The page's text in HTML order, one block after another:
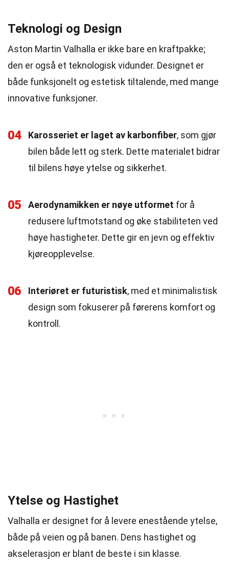
Teknologi og Design
Aston Martin Valhalla er ikke bare en kraftpakke;
den er også et teknologisk vidunder. Designet er
både funksjonelt og estetisk tiltalende, med mange
innovative funksjoner.
04 Karosseriet er laget av karbonfiber, som gjør
bilen både lett og sterk. Dette materialet bidrar
til bilens høye ytelse og sikkerhet.
05 Aerodynamikken er nøye utformet for å
redusere luftmotstand og øke stabiliteten ved
høye hastigheter. Dette gir en jevn og effektiv
kjøreopplevelse.
06 Interiøret er futuristisk, med et minimalistisk
design som fokuserer på førerens komfort og
kontroll.
Ytelse og Hastighet
Valhalla er designet for å levere enestående ytelse,
både på veien og på banen. Dens hastighet og
akselerasjon er blant de beste i sin klasse.